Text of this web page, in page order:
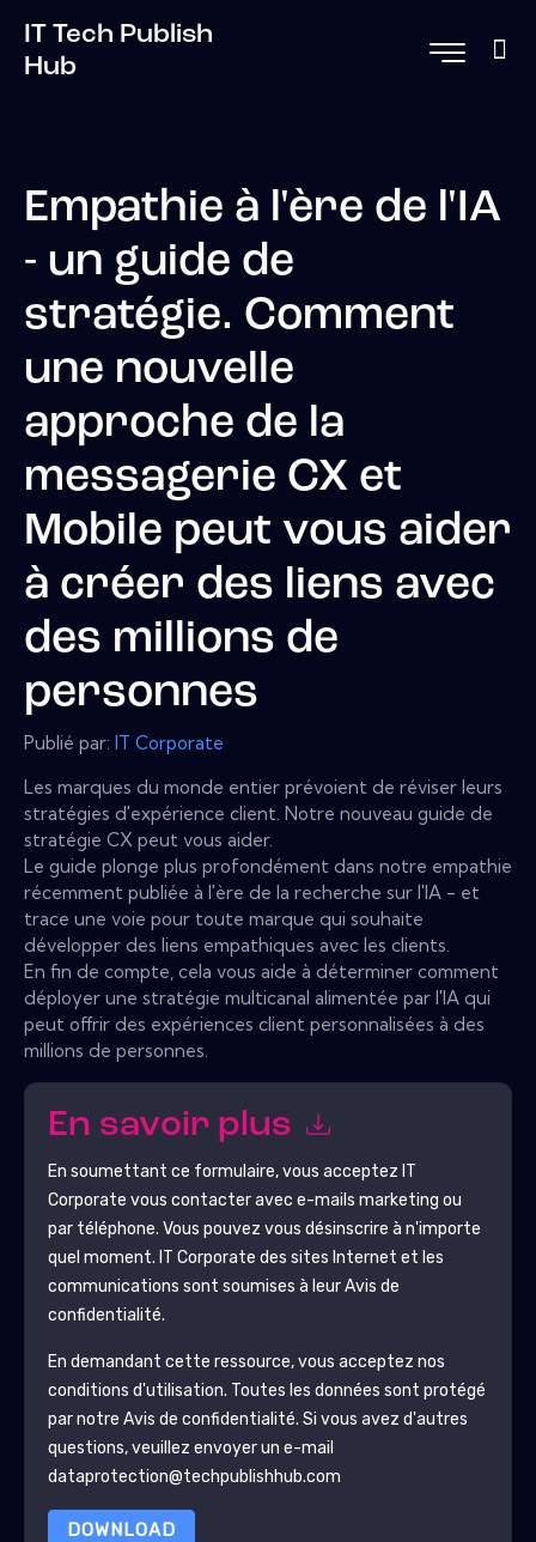
IT Tech Publish
Hub
Empathie à l'ère de l'IA
- un guide de
stratégie. Comment
une nouvelle
approche de la
messagerie CX et
Mobile peut vous aider
à créer des liens avec
des millions de
personnes
Publié par: IT Corporate
Les marques du monde entier prévoient de réviser leurs
stratégies d'expérience client. Notre nouveau guide de
stratégie CX peut vous aider.
Le guide plonge plus profondément dans notre empathie
récemment publiée à l'ère de la recherche sur l'IA - et
trace une voie pour toute marque qui souhaite
développer des liens empathiques avec les clients.
En fin de compte, cela vous aide à déterminer comment
déployer une stratégie multicanal alimentée par l'IA qui
peut offrir des expériences client personnalisées à des
millions de personnes.
En savoir plus
En soumettant ce formulaire, vous acceptez IT
Corporate vous contacter avec e-mails marketing ou
par téléphone. Vous pouvez vous désinscrire à n'importe
quel moment. IT Corporate des sites Internet et les
communications sont soumises à leur Avis de
confidentialité.
En demandant cette ressource, vous acceptez nos
conditions d'utilisation. Toutes les données sont protégé
par notre Avis de confidentialité. Si vous avez d'autres
questions, veuillez envoyer un e-mail
dataprotection@techpublishhub.com
DOWNLOAD